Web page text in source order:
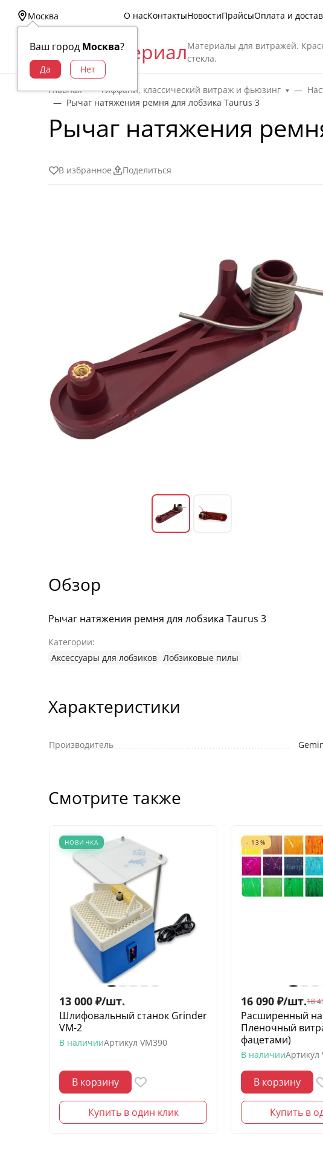
Москва
Ваш город Москва?
О насКонтактыНовостиПрайсыОплата и
Витраж МатериалМатериалы для витражей.
стекла.
Главная Тиффани, классический витраж и фьюзинг
Рычаг натяжения ремня для лобзика Taurus 3
Рычаг натяжения
В избранное Поделиться
Обзор
Рычаг натяжения ремня для лобзика Taurus 3
Категории:
Аксессуары для лобзиков Лобзиковые пилы
Характеристики
Производитель
Смотрите также
НОВИНКА
13 000 ₽/шт.
Шлифовальный станок Grinder
VM-2
В наличииАртикул VM390
В корзину
Купить в один клик
- 13%
16 090 ₽/шт.18
Расширенный
Пленочный
фацетами)
В наличииАртикул
В корзину
Купить в